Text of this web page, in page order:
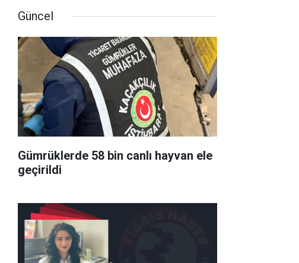
Güncel
Gümrüklerde 58 bin canlı hayvan ele
geçirildi